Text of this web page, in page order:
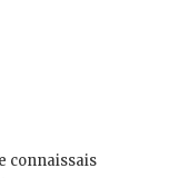
connaissais